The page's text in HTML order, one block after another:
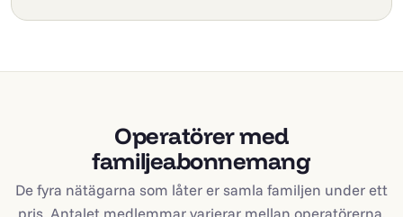
Operatörer med
familjeabonnemang
De fyra nätägarna som låter er samla familjen under ett